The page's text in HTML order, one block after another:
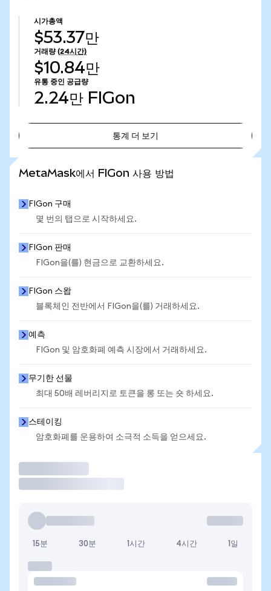
시가총액
$53.37만
거래량 (24시간)
$10.84만
유통 중인 공급량
2.24만 FIGon
통계 더 보기
MetaMask에서 FIGon 사용 방법
FIGon 구매
몇 번의 탭으로 시작하세요.
FIGon 판매
FIGon을(를) 현금으로 교환하세요.
FIGon 스왑
블록체인 전반에서 FIGon을(를) 거래하세요.
예측
FIGon 및 암호화폐 예측 시장에서 거래하세요.
무기한 선물
최대 50배 레버리지로 토큰을 롱 또는 숏 하세요.
스테이킹
암호화폐를 운용하여 소극적 소득을 얻으세요.
15분 30분 1시간 4시간 1일